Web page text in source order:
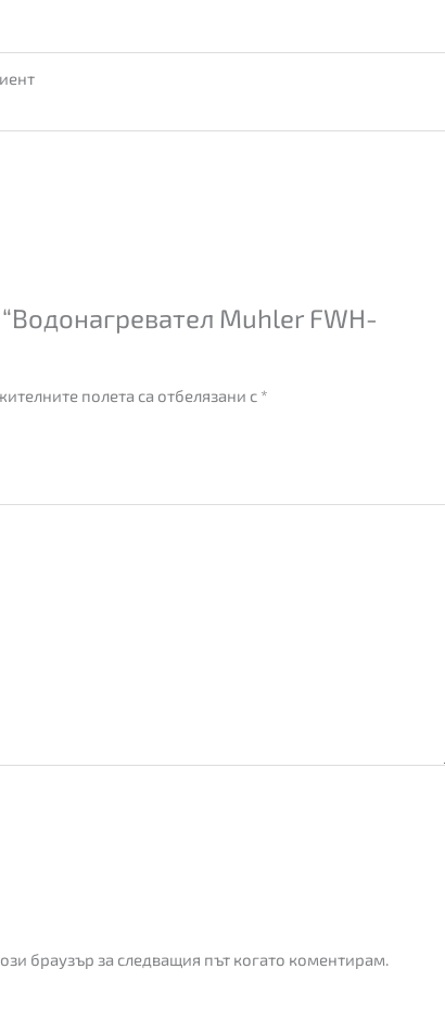
Muhler FWH-
полета са отбелязани с *
браузър за следващия път когато коментирам.